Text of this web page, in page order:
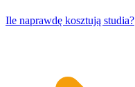
​Ile naprawdę kosztują studia?